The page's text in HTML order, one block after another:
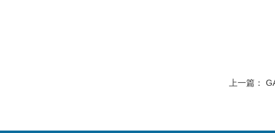
上一篇：